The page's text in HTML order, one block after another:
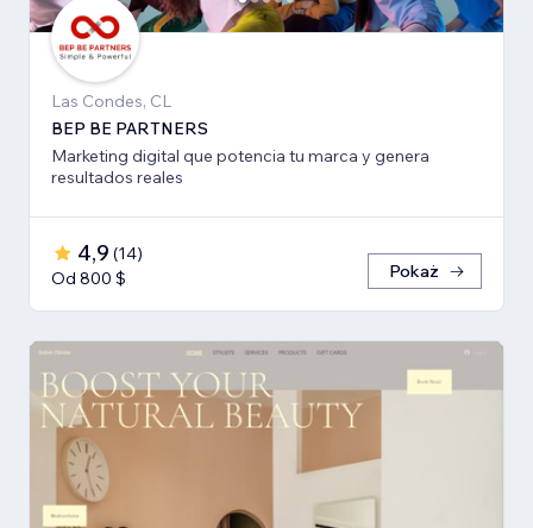
Las Condes, CL
BEP BE PARTNERS
Marketing digital que potencia tu marca y genera
resultados reales
4,9 (14)
Od 800 $
Pokaż